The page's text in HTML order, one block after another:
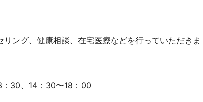
ング、健康相談、在宅医療などを行っていただきま
30、14：30〜18：00